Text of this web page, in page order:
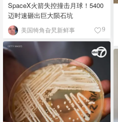
SpaceX火箭失控撞击月球！5400
迈时速砸出巨大陨石坑
美国犄角旮旯新鲜事 9